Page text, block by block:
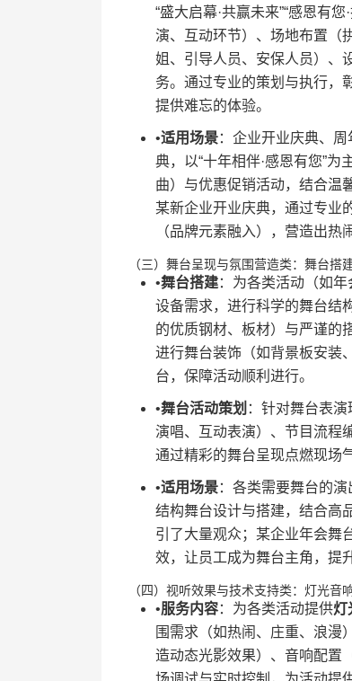
“盛大启幕·共赢未来”“感恩有
演、互动环节）、场地布置（
姐、引导人员、安保人员）、
务。通过专业的策划与执行，
提供难忘的体验。
•​​适用场景​：企业开业庆典、周
典，以“十年相伴·感恩有您”
曲）与优惠促销活动，结合温
某新企业开业庆典，通过专业
（品牌元素融入），营造出热
（三）舞台呈现与氛围营造类：舞台搭
•​​舞台搭建​：为各类活动（如
设备需求，进行科学的舞台结
的优质钢材、板材）与严谨的
进行舞台装饰（如背景板安装
台，保障活动顺利进行。
•​​舞台活动策划​ ：针对舞台表
演唱、互动表演）、节目流程
通过精彩的舞台呈现点燃现场
•​​适用场景​：各类需要舞台的演
结构舞台设计与搭建，结合高
引了大量观众；某企业年会舞
效，让员工成为舞台主角，提
（四）视听效果与技术支持类：灯光音
•​​服务内容​​：为各类活动提供​灯
围需求（如热闹、庄重、浪漫
造动态光影效果）、音响配置